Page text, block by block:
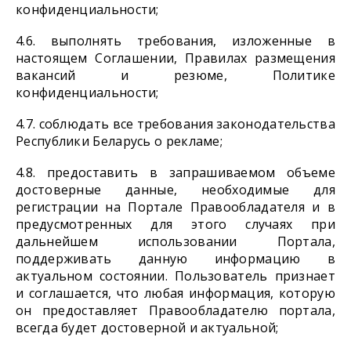
конфиденциальности;
4.6. выполнять требования, изложенные в
настоящем Соглашении, Правилах размещения
вакансий и резюме, Политике
конфиденциальности;
4.7. соблюдать все требования законодательства
Республики Беларусь о рекламе;
4.8. предоставить в запрашиваемом объеме
достоверные данные, необходимые для
регистрации на Портале Правообладателя и в
предусмотренных для этого случаях при
дальнейшем использовании Портала,
поддерживать данную информацию в
актуальном состоянии. Пользователь признает
и соглашается, что любая информация, которую
он предоставляет Правообладателю портала,
всегда будет достоверной и актуальной;